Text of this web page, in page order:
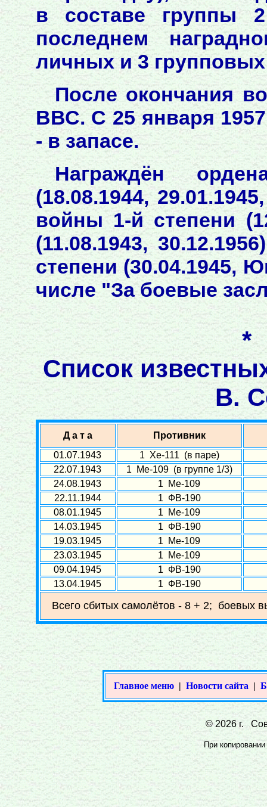
в составе группы
последнем
личных и 3
После окончания
ВВС. С 25 января
- в запасе.
Награждён
(18.08.1944,
войны 1-й степени
(11.08.1943,
степени (30.04.1945,
числе "За боевые
Список
В.
Д а т а
Противник
01.07.1943
1 Хе-111 (в паре)
22.07.1943
1 Ме-109 (в группе 1/3)
24.08.1943
1 Ме-109
22.11.1944
1 ФВ-190
08.01.1945
1 Ме-109
14.03.1945
1 ФВ-190
19.03.1945
1 Ме-109
23.03.1945
1 Ме-109
09.04.1945
1 ФВ-190
13.04.1945
1 ФВ-190
Всего сбитых самолётов - 8 + 2; боевых
Главное меню | Новости сайта |
© 2026 г.
При